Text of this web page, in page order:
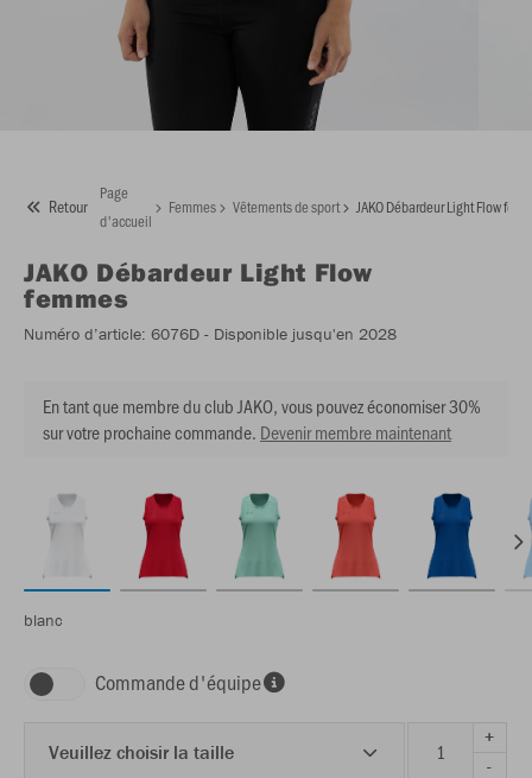
Retour
Page
d'accueil
Femmes Vêtements de sport JAKO Débardeur Light Flow
JAKO Débardeur Light Flow
femmes
Numéro d’article: 6076D - Disponible jusqu'en 2028
En tant que membre du club JAKO, vous pouvez économiser 30%
sur votre prochaine commande. Devenir membre maintenant
blanc
Commande d'équipe
Veuillez choisir la taille
+
-